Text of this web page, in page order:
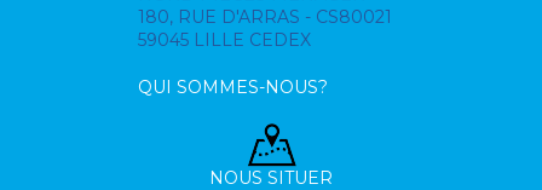
180, RUE D'ARRAS - CS80021
59045 LILLE CEDEX
QUI SOMMES-NOUS?
NOUS SITUER